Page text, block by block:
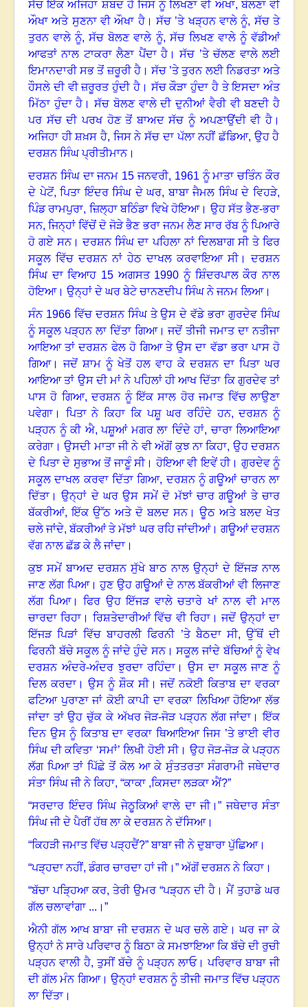
ਸੱਚ ਇੱਕ ਅਜਿਹਾ ਸ਼ਬਦ ਹੈ ਜਿਸ ਨੂੰ ਲਿਖਣਾ ਵੀ ਔਖਾ,ਬੋਲਣਾ ਵੀ
ਔਖਾ ਅਤੇ ਸੁਣਨਾ ਵੀ ਔਖਾ ਹੈ।ਸੱਚ ’ਤੇ ਖੜ੍ਹਨ ਵਾਲੇ ਨੂੰ, ਸੱਚ ਤੇ
ਤੁਰਨ ਵਾਲੇ ਨੂੰ,ਸੱਚ ਬੋਲਣ ਵਾਲੇ ਨੂੰ, ਸੱਚ ਲਿਖਣ ਵਾਲੇ ਨੂੰ ਵੱਡੀਆਂ
ਆਫਤਾਂ ਨਾਲ ਟਾਕਰਾ ਲੈਣਾ ਪੈਂਦਾ ਹੈ ।ਸੱਚ ’ਤੇ ਚੱਲਣ ਵਾਲੇ ਲਈ
ਇਮਾਨਦਾਰੀ ਸਭ ਤੋਂ ਜ਼ਰੂਰੀ ਹੈ।ਸੱਚ ’ਤੇ ਤੁਰਨ ਲਈ ਨਿਡਰਤਾ ਅਤੇ
ਹੌਸਲੇ ਦੀ ਵੀ ਜ਼ਰੂਰਤ ਹੁੰਦੀ ਹੈ। ਸੱਚ ਕੌੜਾ ਹੁੰਦਾ ਹੈ ਤੇ ਇਸਦਾ ਅੰਤ
ਮਿੱਠਾ ਹੁੰਦਾ ਹੈ ।ਸੱਚ ਬੋਲਣ ਵਾਲੇ ਦੀ ਦੁਨੀਆਂ ਵੈਰੀ ਵੀ ਬਣਦੀ ਹੈ
ਪਰ ਸੱਚ ਦੀ ਪਰਖ ਹੋਣ ਤੋਂ ਬਾਅਦ ਸੱਚ ਨੂੰ ਅਪਣਾਉਂਦੀ ਵੀ ਹੈ ।
ਅਜਿਹਾ ਹੀ ਸ਼ਖ਼ਸ ਹੈ, ਜਿਸ ਨੇ ਸੱਚ ਦਾ ਪੱਲਾ ਨਹੀਂ ਛੱਡਿਆ, ਉਹ ਹੈ
ਦਰਸ਼ਨ ਸਿੰਘ ਪ੍ਰੀਤੀਮਾਨ।
ਦਰਸ਼ਨ ਸਿੰਘ ਦਾ ਜਨਮ 15ਜਨਵਰੀ, 1961ਨੂੰ ਮਾਤਾ ਚਤਿੰਨ ਕੌਰ
ਦੇ ਪੇਟੋਂ,ਪਿਤਾ ਇੰਦਰ ਸਿੰਘ ਦੇ ਘਰ,ਬਾਬਾ ਜੈਮਲ ਸਿੰਘ ਦੇ ਵਿਹੜੇ,
ਪਿੰਡ ਰਾਮਪੁਰਾ, ਜ਼ਿਲ੍ਹਾ ਬਠਿੰਡਾ ਵਿਖੇ ਹੋਇਆ। ਉਹ ਸੱਤ ਭੈਣ-ਭਰਾ
ਸਨ, ਜਿਨ੍ਹਾਂ ਵਿੱਚੋਂ ਦੋ ਜੋੜੇ ਭੈਣ ਭਰਾ ਜਨਮ ਲੈਣ ਸਾਰ ਰੱਬ ਨੂੰ ਪਿਆਰੇ
ਹੋ ਗਏ ਸਨ। ਦਰਸ਼ਨ ਸਿੰਘ ਦਾ ਪਹਿਲਾ ਨਾਂ ਦਿਲਬਾਗ ਸੀ ਤੇ ਫਿਰ
ਸਕੂਲ ਵਿੱਚ ਦਰਸ਼ਨ ਨਾਂ ਹੇਠ ਦਾਖਲ ਕਰਵਾਇਆ ਸੀ।ਦਰਸ਼ਨ
ਸਿੰਘ ਦਾ ਵਿਆਹ 15 ਅਗਸਤ 1990ਨੂੰ ਸ਼ਿੰਦਰਪਾਲ ਕੌਰ ਨਾਲ
ਹੋਇਆ। ਉਨ੍ਹਾਂ ਦੇ ਘਰ ਬੇਟੇ ਚਾਨਣਦੀਪ ਸਿੰਘ ਨੇ ਜਨਮ ਲਿਆ।
ਸੰਨ 1966 ਵਿੱਚ ਦਰਸ਼ਨ ਸਿੰਘ ਤੇ ਉਸ ਦੇ ਵੱਡੇ ਭਰਾ ਗੁਰਦੇਵ ਸਿੰਘ
ਨੂੰ ਸਕੂਲ ਪੜ੍ਹਨ ਲਾ ਦਿੱਤਾ ਗਿਆ।ਜਦੋਂ ਤੀਜੀ ਜਮਾਤ ਦਾ ਨਤੀਜਾ
ਆਇਆ ਤਾਂ ਦਰਸ਼ਨ ਫੇਲ ਹੋ ਗਿਆ ਤੇ ਉਸ ਦਾ ਵੱਡਾ ਭਰਾ ਪਾਸ ਹੋ
ਗਿਆ। ਜਦੋਂ ਸ਼ਾਮ ਨੂੰ ਖੇਤੋਂ ਹਲ ਵਾਹ ਕੇ ਦਰਸ਼ਨ ਦਾ ਪਿਤਾ ਘਰ
ਆਇਆ ਤਾਂ ਉਸ ਦੀ ਮਾਂ ਨੇ ਪਹਿਲਾਂ ਹੀ ਆਖ ਦਿੱਤਾ ਕਿ ਗੁਰਦੇਵ ਤਾਂ
ਪਾਸ ਹੋ ਗਿਆ,ਦਰਸ਼ਨ ਨੂੰ ਇੱਕ ਸਾਲ ਹੋਰ ਜਮਾਤ ਵਿੱਚ ਲਾਉਣਾ
ਪਵੇਗਾ । ਪਿਤਾ ਨੇ ਕਿਹਾ ਕਿ ਪਸ਼ੂ ਘਰ ਰਹਿੰਦੇ ਹਨ, ਦਰਸ਼ਨ ਨੂੰ
ਪੜ੍ਹਨ ਨੂੰ ਕੀ ਐ,ਪਸ਼ੂਆਂ ਮਗਰ ਲਾ ਦਿੰਦੇ ਹਾਂ, ਚਾਰਾ ਲਿਆਇਆ
ਕਰੇਗਾ ।ਉਸਦੀ ਮਾਤਾ ਜੀ ਨੇ ਵੀ ਅੱਗੋਂ ਕੁਝ ਨਾ ਕਿਹਾ, ਉਹ ਦਰਸ਼ਨ
ਦੇ ਪਿਤਾ ਦੇ ਸੁਭਾਅ ਤੋਂ ਜਾਣੂੰ ਸੀ। ਹੋਇਆ ਵੀ ਇਵੇਂ ਹੀ। ਗੁਰਦੇਵ ਨੂੰ
ਸਕੂਲ ਦਾਖਲ ਕਰਵਾ ਦਿੱਤਾ ਗਿਆ, ਦਰਸ਼ਨ ਨੂੰ ਗਊਆਂ ਚਾਰਨ ਲਾ
ਦਿੱਤਾ । ਉਨ੍ਹਾਂ ਦੇ ਘਰ ਉਸ ਸਮੇਂ ਦੋ ਮੱਝਾਂ ਚਾਰ ਗਊਆਂ ਤੇ ਚਾਰ
ਬੱਕਰੀਆਂ, ਇੱਕ ਉੱਠ ਅਤੇ ਦੋ ਬਲਦ ਸਨ। ਊਠ ਅਤੇ ਬਲਦ ਖੇਤ
ਚਲੇ ਜਾਂਦੇ,ਬੱਕਰੀਆਂ ਤੇ ਮੱਝਾਂ ਘਰ ਰਹਿ ਜਾਂਦੀਆਂ। ਗਊਆਂ ਦਰਸ਼ਨ
ਵੱਗ ਨਾਲ ਛੱਡ ਕੇ ਲੈ ਜਾਂਦਾ ।
ਕੁਝ ਸਮੇਂ ਬਾਅਦ ਦਰਸ਼ਨ ਸੁੱਖੇ ਬਾਠ ਨਾਲ ਉਨ੍ਹਾਂ ਦੇ ਇੱਜੜ ਨਾਲ
ਜਾਣ ਲੱਗ ਪਿਆ।ਹੁਣ ਉਹ ਗਊਆਂ ਦੇ ਨਾਲ ਬੱਕਰੀਆਂ ਵੀ ਲਿਜਾਣ
ਲੱਗ ਪਿਆ। ਫਿਰ ਉਹ ਇੱਜੜ ਵਾਲੇ ਚਤਾਰੇ ਖਾਂ ਨਾਲ ਵੀ ਮਾਲ
ਚਾਰਦਾ ਰਿਹਾ । ਰਿਸ਼ਤੇਦਾਰੀਆਂ ਵਿੱਚ ਵੀ ਰਿਹਾ। ਜਦੋਂ ਉਨ੍ਹਾਂ ਦਾ
ਇੱਜੜ ਪਿੜਾਂ ਵਿੱਚ ਬਾਹਰਲੀ ਫਿਰਨੀ ’ਤੇ ਬੈਠਦਾ ਸੀ, ਉੱਥੋਂ ਦੀ
ਫਿਰਨੀ ਬੱਚੇ ਸਕੂਲ ਨੂੰ ਜਾਂਦੇ ਹੁੰਦੇ ਸਨ।ਸਕੂਲ ਜਾਂਦੇ ਬੱਚਿਆਂ ਨੂੰ ਵੇਖ
ਦਰਸ਼ਨ ਅੰਦਰੇ-ਅੰਦਰ ਝੁਰਦਾ ਰਹਿੰਦਾ । ਉਸ ਦਾ ਸਕੂਲ ਜਾਣ ਨੂੰ
ਦਿਲ ਕਰਦਾ। ਉਸ ਨੂੰ ਸ਼ੌਕ ਸੀ। ਜਦੋਂ ਨਕੋਈ ਕਿਤਾਬ ਦਾ ਵਰਕਾ
ਫਟਿਆ ਪੁਰਾਣਾ ਜਾਂ ਕੋਈ ਕਾਪੀ ਦਾ ਵਰਕਾ ਲਿਖਿਆ ਹੋਇਆ ਲੱਭ
ਜਾਂਦਾ ਤਾਂ ਉਹ ਚੁੱਕ ਕੇ ਅੱਖਰ ਜੋੜ-ਜੋੜ ਪੜ੍ਹਨ ਲੱਗ ਜਾਂਦਾ । ਇੱਕ
ਦਿਨ ਉਸ ਨੂੰ ਕਿਤਾਬ ਦਾ ਵਰਕਾ ਥਿਆਇਆ ਜਿਸ ’ਤੇ ਭਾਈ ਵੀਰ
ਸਿੰਘ ਦੀ ਕਵਿਤਾ ‘ਸਮਾਂ’ ਲਿਖੀ ਹੋਈ ਸੀ। ਉਹ ਜੋੜ-ਜੋੜ ਕੇ ਪੜ੍ਹਨ
ਲੱਗ ਪਿਆ ਤਾਂ ਪਿੱਛੇ ਤੋਂ ਕੋਲ ਆ ਕੇ ਸੁੰਤਤਰਤਾ ਸੰਗਰਾਮੀ ਜਥੇਦਾਰ
ਸੰਤਾ ਸਿੰਘ ਜੀ ਨੇ ਕਿਹਾ, “ਕਾਕਾ ,ਕਿਸਦਾ ਲੜਕਾ ਐਂ?”
“ਸਰਦਾਰ ਇੰਦਰ ਸਿੰਘ ਜੇਠੂਕਿਆਂ ਵਾਲੇ ਦਾ ਜੀ। ” ਜਥੇਦਾਰ ਸੰਤਾ
ਸਿੰਘ ਜੀ ਦੇ ਪੈਰੀਂ ਹੱਥ ਲਾ ਕੇ ਦਰਸ਼ਨ ਨੇ ਦੱਸਿਆ।
“ਕਿਹੜੀ ਜਮਾਤ ਵਿੱਚ ਪੜ੍ਹਦੈਂ?” ਬਾਬਾ ਜੀ ਨੇ ਦੁਬਾਰਾ ਪੁੱਛਿਆ।
“ਪੜ੍ਹਦਾ ਨਹੀਂ,ਡੰਗਰ ਚਾਰਦਾ ਹਾਂ ਜੀ। ” ਅੱਗੋਂ ਦਰਸ਼ਨ ਨੇ ਕਿਹਾ ।
“ਬੱਚਾ ਪੜ੍ਹਿਆ ਕਰ, ਤੇਰੀ ਉਮਰ “ਪੜ੍ਹਨ ਦੀ ਹੈ । ਮੈਂ ਤੁਹਾਡੇ ਘਰ
ਗੱਲ ਚਲਾਵਾਂਗਾ ... । ”
ਐਨੀ ਗੱਲ ਆਖ ਬਾਬਾ ਜੀ ਦਰਸ਼ਨ ਦੇ ਘਰ ਚਲੇ ਗਏ। ਘਰ ਜਾ ਕੇ
ਉਨ੍ਹਾਂ ਨੇ ਸਾਰੇ ਪਰਿਵਾਰ ਨੂੰ ਬਿਠਾ ਕੇ ਸਮਝਾਇਆ ਕਿ ਬੱਚੇ ਦੀ ਰੁਚੀ
ਪੜ੍ਹਨ ਵਾਲੀ ਹੈ, ਤੁਸੀਂ ਬੱਚੇ ਨੂੰ ਪੜ੍ਹਨ ਲਾਓ।ਪਰਿਵਾਰ ਬਾਬਾ ਜੀ
ਦੀ ਗੱਲ ਮੰਨ ਗਿਆ। ਉਨ੍ਹਾਂ ਦਰਸ਼ਨ ਨੂੰ ਤੀਜੀ ਜਮਾਤ ਵਿੱਚ ਪੜ੍ਹਨ
ਲਾ ਦਿੱਤਾ ।